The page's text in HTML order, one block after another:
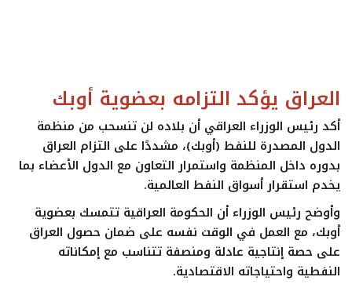
العراق يؤكد التزامه بعضوية أوبك
أكد رئيس الوزراء العراقي أن بلاده لن تنسحب من منظمة
الدول المصدرة للنفط (أوبك)، مشددًا على التزام العراق
بدوره داخل المنظمة واستمرار التعاون مع الدول الأعضاء بما
يخدم استقرار أسواق النفط العالمية.
وأوضح رئيس الوزراء أن الحكومة العراقية تتمسك بعضوية
أوبك، مع العمل في الوقت نفسه على ضمان حصول العراق
على حصة إنتاجية عادلة ومنصفة تتناسب مع إمكاناته
النفطية واحتياجاته الاقتصادية.